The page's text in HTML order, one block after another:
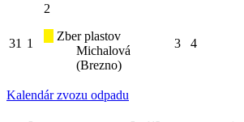
31 1
2
Zber plastov
Michalová
(Brezno)
3 4
Kalendár zvozu odpadu